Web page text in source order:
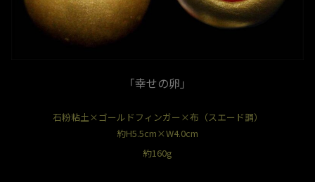
「幸せの卵」
石粉粘土×ゴールドフィンガー×布（スエード調）
約H5.5cm×W4.0cm
約160g